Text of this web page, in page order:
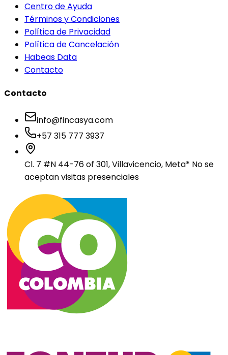
Centro de Ayuda
Términos y Condiciones
Política de Privacidad
Política de Cancelación
Habeas Data
Contacto
Contacto
info@fincasya.com
+57 315 777 3937
Cl. 7 #N 44-76 of 301, Villavicencio, Meta* No se
aceptan visitas presenciales